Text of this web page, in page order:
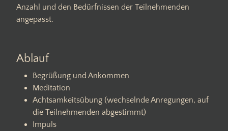
Anzahl und den Bedürfnissen der Teilnehmenden
angepasst.
Ablauf
Begrüßung und Ankommen
Meditation
Achtsamkeitsübung (wechselnde Anregungen, auf
die Teilnehmenden abgestimmt)
Impuls